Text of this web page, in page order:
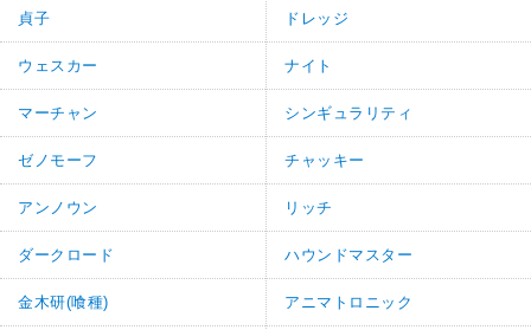
貞子 ドレッジ
ウェスカー ナイト
マーチャン シンギュラリティ
ゼノモーフ チャッキー
アンノウン リッチ
ダークロード ハウンドマスター
金木研(喰種) アニマトロニック